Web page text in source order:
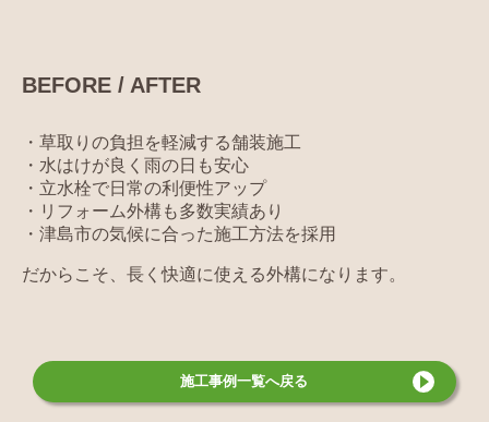
BEFORE / AFTER
・草取りの負担を軽減する舗装施工
・水はけが良く雨の日も安心
・立水栓で日常の利便性アップ
・リフォーム外構も多数実績あり
・津島市の気候に合った施工方法を採用
だからこそ、長く快適に使える外構になります。
施工事例一覧へ戻る